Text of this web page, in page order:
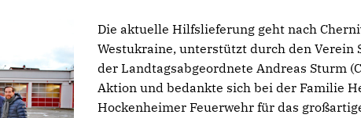
Die aktuelle Hilfslieferung geht nach
Westukraine, unterstützt durch den Verein
der Landtagsabgeordnete Andreas Sturm
Aktion und bedankte sich bei der Familie
Hockenheimer Feuerwehr für das